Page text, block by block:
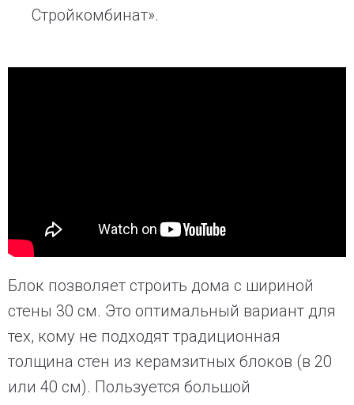
Стройкомбинат».
Блок позволяет строить дома с шириной
стены 30 см. Это оптимальный вариант для
тех, кому не подходят традиционная
толщина стен из керамзитных блоков (в 20
или 40 см). Пользуется большой